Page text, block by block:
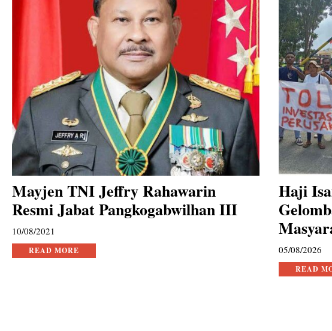
Mayjen TNI Jeffry Rahawarin
Resmi Jabat Pangkogabwilhan III
10/08/2021
READ MORE
Haji
05/08/2026
READ